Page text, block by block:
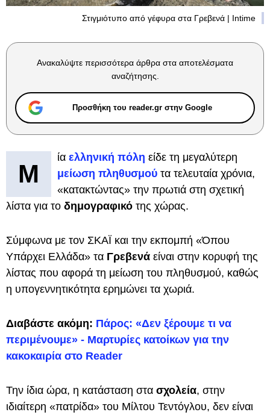
Στιγμιότυπο από γέφυρα στα Γρεβενά | Intime
Ανακαλύψτε περισσότερα άρθρα στα αποτελέσματα
αναζήτησης.
Προσθήκη του reader.gr στην Google
Μ
ία ελληνική πόλη είδε τη μεγαλύτερη
μείωση πληθυσμού τα τελευταία χρόνια,
«κατακτώντας» την πρωτιά στη σχετική
λίστα για το δημογραφικό της χώρας.
Σύμφωνα με τον ΣΚΑΪ και την εκπομπή «Όπου
Υπάρχει Ελλάδα» τα Γρεβενά είναι στην κορυφή της
λίστας που αφορά τη μείωση του πληθυσμού, καθώς
η υπογεννητικότητα ερημώνει τα χωριά.
Διαβάστε ακόμη: Πάρος: «Δεν ξέρουμε τι να
περιμένουμε» - Μαρτυρίες κατοίκων για την
κακοκαιρία στο Reader
Την ίδια ώρα, η κατάσταση στα σχολεία, στην
ιδιαίτερη «πατρίδα» του Μίλτου Τεντόγλου, δεν είναι